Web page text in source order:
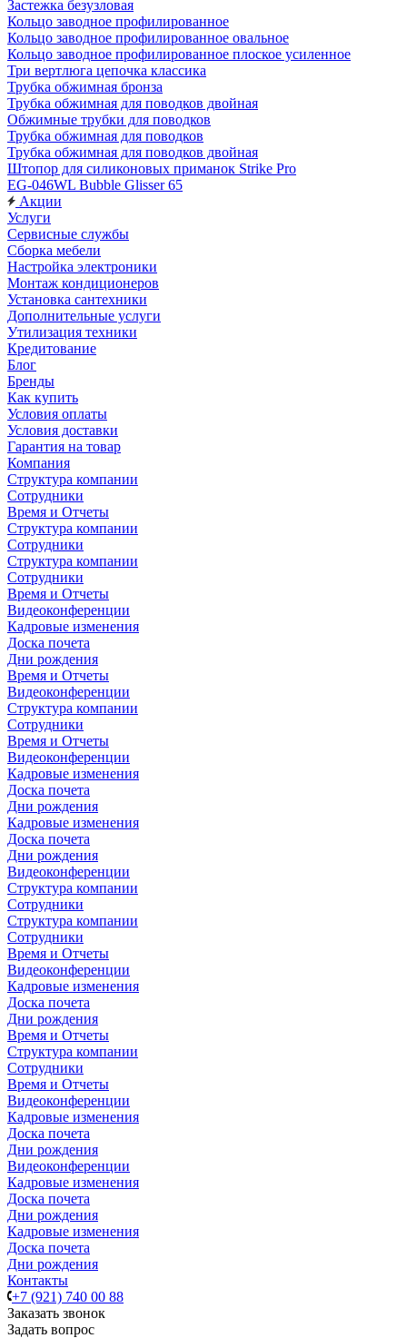
Застежка безузловая
Кольцо заводное профилированное
Кольцо заводное профилированное овальное
Кольцо заводное профилированное плоское усиленное
Три вертлюга цепочка классика
Трубка обжимная бронза
Трубка обжимная для поводков двойная
Обжимные трубки для поводков
Трубка обжимная для поводков
Трубка обжимная для поводков двойная
Штопор для силиконовых приманок Strike Pro
EG-046WL Bubble Glisser 65
Акции
Услуги
Сервисные службы
Сборка мебели
Настройка электроники
Монтаж кондиционеров
Установка сантехники
Дополнительные услуги
Утилизация техники
Кредитование
Блог
Бренды
Как купить
Условия оплаты
Условия доставки
Гарантия на товар
Компания
Структура компании
Сотрудники
Время и Отчеты
Структура компании
Сотрудники
Структура компании
Сотрудники
Время и Отчеты
Видеоконференции
Кадровые изменения
Доска почета
Дни рождения
Время и Отчеты
Видеоконференции
Структура компании
Сотрудники
Время и Отчеты
Видеоконференции
Кадровые изменения
Доска почета
Дни рождения
Кадровые изменения
Доска почета
Дни рождения
Видеоконференции
Структура компании
Сотрудники
Структура компании
Сотрудники
Время и Отчеты
Видеоконференции
Кадровые изменения
Доска почета
Дни рождения
Время и Отчеты
Структура компании
Сотрудники
Время и Отчеты
Видеоконференции
Кадровые изменения
Доска почета
Дни рождения
Видеоконференции
Кадровые изменения
Доска почета
Дни рождения
Кадровые изменения
Доска почета
Дни рождения
Контакты
+7 (921) 740 00 88
Заказать звонок
Задать вопрос